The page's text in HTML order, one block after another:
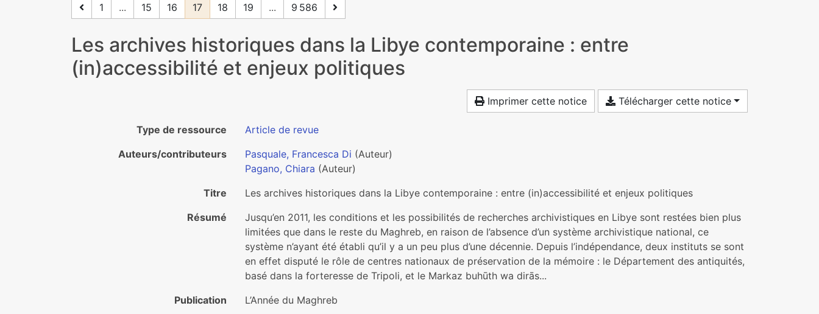
1 ... 15 16 17 18 19 ... 9 586
Les archives historiques dans la Libye contemporaine : entre
(in)accessibilité et enjeux politiques
Imprimer cette notice Télécharger cette notice
Type de ressource
Article de revue
Auteurs/contributeurs
Pasquale, Francesca Di (Auteur)
Pagano, Chiara (Auteur)
Titre
Les archives historiques dans la Libye contemporaine : entre (in)accessibilité et enjeux politiques
Résumé
Jusqu’en 2011, les conditions et les possibilités de recherches archivistiques en Libye sont restées bien plus
limitées que dans le reste du Maghreb, en raison de l’absence d’un système archivistique national, ce
système n’ayant été établi qu’il y a un peu plus d’une décennie. Depuis l’indépendance, deux instituts se sont
en effet disputé le rôle de centres nationaux de préservation de la mémoire : le Département des antiquités,
basé dans la forteresse de Tripoli, et le Markaz buhūth wa dirās...
Publication
L’Année du Maghreb